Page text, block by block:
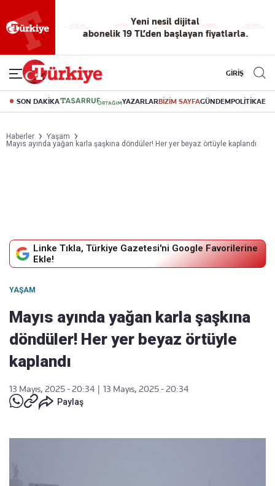
Yeni nesil dijital
abonelik 19 TL’den başlayan fiyatlarla.
GİRİŞ
SON DAKİKA YAZARLARBİZİM SAYFAGÜNDEMPOLİTİKA
Haberler
Yaşam
Mayıs ayında yağan karla şaşkına döndüler! Her yer beyaz örtüyle kaplandı
Linke Tıkla, Türkiye Gazetesi'ni Google Favorilerine
Ekle!
YAŞAM
Mayıs ayında yağan karla şaşkına
döndüler! Her yer beyaz örtüyle
kaplandı
13 Mayıs, 2025 - 20:34
13 Mayıs, 2025 - 20:34
Paylaş